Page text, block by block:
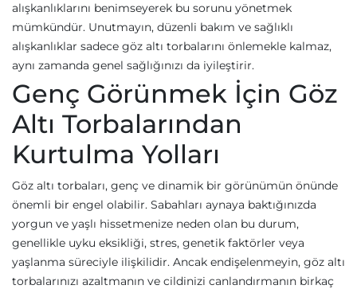
alışkanlıklarını benimseyerek bu sorunu yönetmek
mümkündür. Unutmayın, düzenli bakım ve sağlıklı
alışkanlıklar sadece göz altı torbalarını önlemekle kalmaz,
aynı zamanda genel sağlığınızı da iyileştirir.
Genç Görünmek İçin Göz
Altı Torbalarından
Kurtulma Yolları
Göz altı torbaları, genç ve dinamik bir görünümün önünde
önemli bir engel olabilir. Sabahları aynaya baktığınızda
yorgun ve yaşlı hissetmenize neden olan bu durum,
genellikle uyku eksikliği, stres, genetik faktörler veya
yaşlanma süreciyle ilişkilidir. Ancak endişelenmeyin, göz altı
torbalarınızı azaltmanın ve cildinizi canlandırmanın birkaç